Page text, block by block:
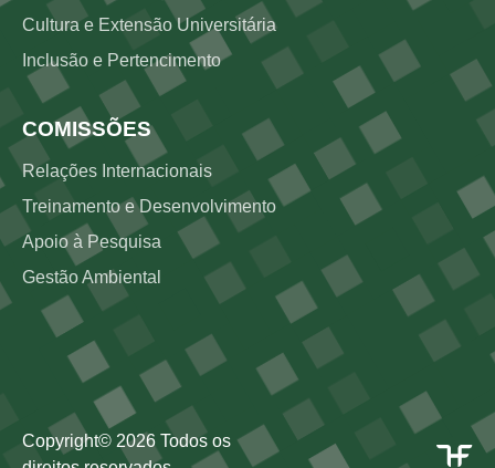
Cultura e Extensão Universitária
Inclusão e Pertencimento
COMISSÕES
Relações Internacionais
Treinamento e Desenvolvimento
Apoio à Pesquisa
Gestão Ambiental
Copyright© 2026 Todos os